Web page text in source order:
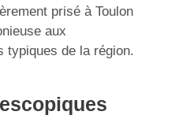
prisé à Toulon
aux
typiques de la région.